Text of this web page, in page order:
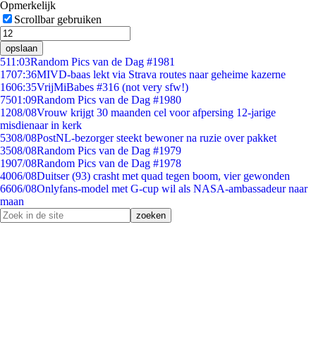
Opmerkelijk
Scrollbar gebruiken
opslaan
511:03Random Pics van de Dag #1981
1707:36MIVD-baas lekt via Strava routes naar geheime kazerne
1606:35VrijMiBabes #316 (not very sfw!)
7501:09Random Pics van de Dag #1980
1208/08Vrouw krijgt 30 maanden cel voor afpersing 12-jarige
misdienaar in kerk
5308/08PostNL-bezorger steekt bewoner na ruzie over pakket
3508/08Random Pics van de Dag #1979
1907/08Random Pics van de Dag #1978
4006/08Duitser (93) crasht met quad tegen boom, vier gewonden
6606/08Onlyfans-model met G-cup wil als NASA-ambassadeur naar
maan